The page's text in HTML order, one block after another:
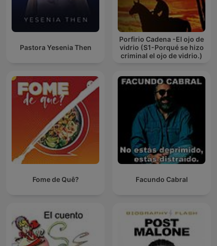
Pastora Yesenia Then
Porfirio Cadena -El ojo de
vidrio (S1-Porqué se hizo
criminal el ojo de vidrio.)
Fome de Quê? Facundo Cabral